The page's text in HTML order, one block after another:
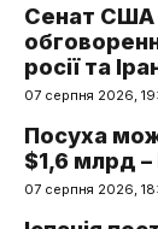
Сенат США
росії та
07 серпня 2026,
Посуха
$1,6 млрд
07 серпня 2026,